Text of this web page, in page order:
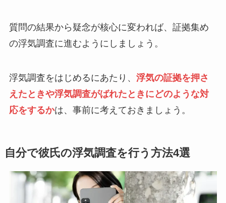
質問の結果から疑念が核心に変われば、証拠集め
の浮気調査に進むようにしましょう。
浮気調査をはじめるにあたり、 浮気の証拠を押さ
えたときや浮気調査がばれたときにどのような対
応をするかは、事前に考えておきましょう。
自分で彼氏の浮気調査を行う方法4選